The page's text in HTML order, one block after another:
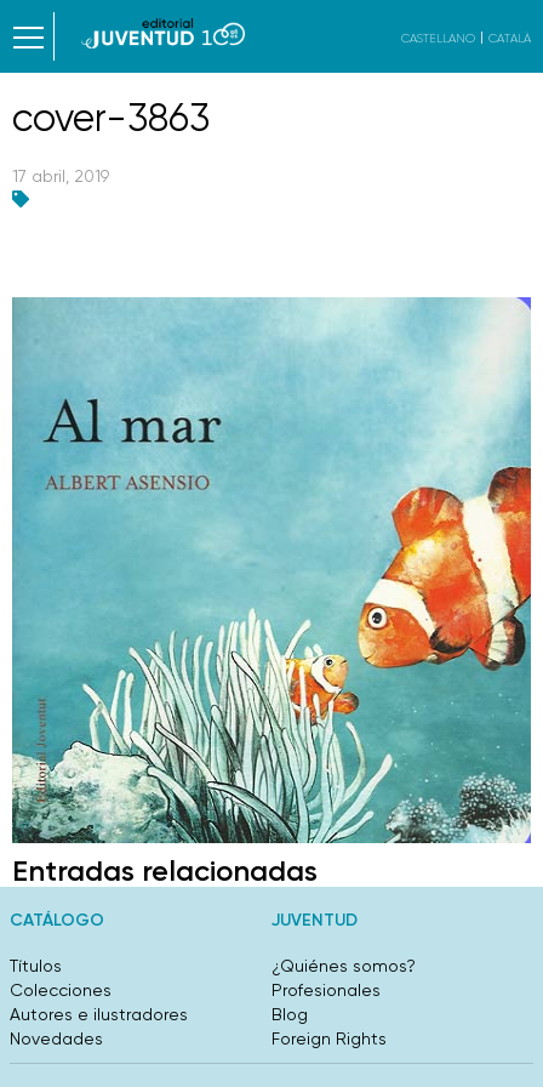
CASTELLANO CATALÀ
cover-3863
17 abril, 2019
Entradas relacionadas
CATÁLOGO
Títulos
Colecciones
Autores e ilustradores
Novedades
JUVENTUD
¿Quiénes somos?
Profesionales
Blog
Foreign Rights